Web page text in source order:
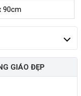
90cm
GIÁO ĐẸP